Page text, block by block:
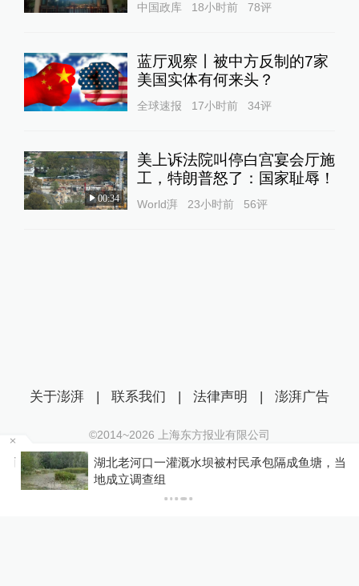
中国政库 18小时前 78评
蓝厅观察丨被中方反制的7家
美国实体有何来头？
全球速报 17小时前 34评
00:34
美上诉法院叫停白宫宴会厅施
工，特朗普怒了：国家耻辱！
World湃 23小时前 56评
湖北老河口一灌溉水坝被村民承包隔成鱼塘，当
地成立调查组
关于澎湃 | 联系我们 | 法律声明 | 澎湃广告
©2014~2026 上海东方报业有限公司
沪ICP证：沪B2-20170116 | 沪ICP备14003370号
互联网新闻信息服务许可证：31120170006
沪公网安备 31010602000299号